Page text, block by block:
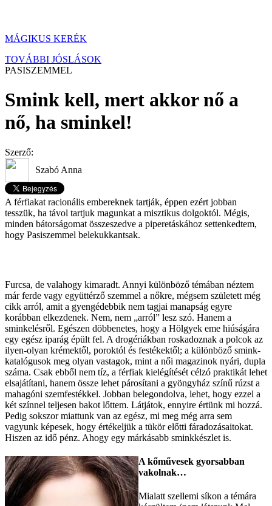
MÁGIKUS KERÉK
TOVÁBBI JÓSLÁSOK
PASISZEMMEL
Smink kell, mert akkor nő a
nő, ha sminkel!
Szerző:
Szabó Anna
A férfiakat racionális embereknek tartják, éppen ezért jobban
tesszük, ha távol tartjuk magunkat a misztikus dolgoktól. Mégis,
minden bátorságomat összeszedve a piperetáskához settenkedtem,
hogy Pasiszemmel belekukkantsak.
Furcsa, de valahogy kimaradt. Annyi különböző témában néztem
már ferde vagy együttérző szemmel a nőkre, mégsem született még
cikk arról, amit a gyengédebbik nem tagjai manapság egyre
korábban elkezdenek. Nem, nem „arról” lesz szó. Hanem a
sminkelésről. Egészen döbbenetes, hogy a Hölgyek eme hiúságára
egy egész iparág épült fel. A drogériákban roskadoznak a polcok az
ilyen-olyan krémektől, poroktól és festékektől; a különböző smink-
katalógusok meg olyan vastagok, mint a női magazinok nyári, dupla
száma. Csak ebből nem tíz, a férfiak kielégítését célzó praktikát lehet
elsajátítani, hanem össze lehet párosítani a gyöngyház színű rúzst a
mahagóni szemfestékkel. Jobban belegondolva, lehet, hogy ezzel a
két színnel teljesen bakot lőttem. Látjátok, ennyire értünk mi hozzá.
Pedig sokszor miattunk van az egész, mi meg még arra sem
vagyunk képesek, hogy értékeljük a tükör előtti fáradozásaitokat.
Hiszen az idő pénz. Ahogy egy márkásabb sminkkészlet is.
A kőművesek gyorsabban
vakolnak…
Mialatt szellemi síkon a témára